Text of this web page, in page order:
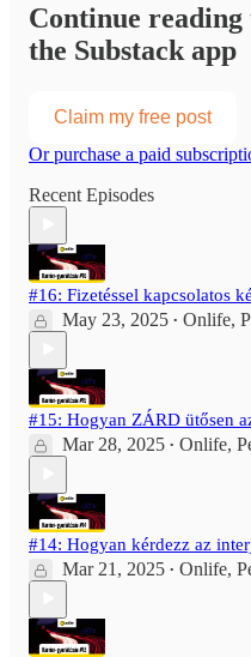
Continue
the Substack app
Claim my free post
Or purchase a paid
Recent Episodes
#16: Fizetéssel kapcsolatos
May 23, 2025 • Onlife,
#15: Hogyan ZÁRD ütősen
Mar 28, 2025 • Onlife,
#14: Hogyan kérdezz az
Mar 21, 2025 • Onlife,